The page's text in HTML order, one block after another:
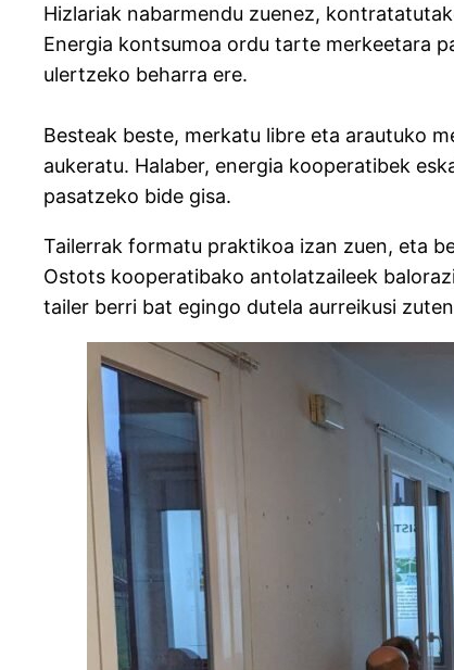
Hizlariak nabarmendu zuenez,
Energia kontsumoa ordu tarte merkeetara
ulertzeko beharra ere.
Besteak beste, merkatu libre eta arautuko
aukeratu. Halaber, energia kooperatibek
pasatzeko bide gisa.
Tailerrak formatu praktikoa izan zuen, eta
Ostots kooperatibako antolatzaileek
tailer berri bat egingo dutela aurreikusi